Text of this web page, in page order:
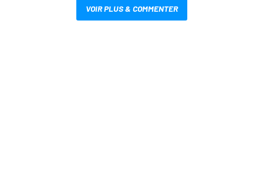
VOIR PLUS & COMMENTER